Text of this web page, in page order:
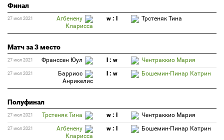
Финал
27 июл 2021
Агбенену
Кларисса
w : l Трстеняк Тина
Матч за 3 место
27 июл 2021 Франссен Юул l : w Чентраккио Мария
27 июл 2021
Барриос
Анрикелис
l : w Бошемин-Пинар Катрин
Полуфинал
27 июл 2021 Трстеняк Тина w : l Чентраккио Мария
27 июл 2021
Агбенену
Кларисса
w : l Бошемин-Пинар Катрин